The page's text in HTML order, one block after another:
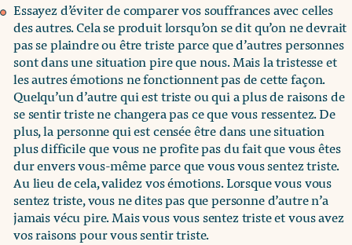
Essayez d’éviter de comparer vos souffrances avec celles
des autres. Cela se produit lorsqu’on se dit qu’on ne devrait
pas se plaindre ou être triste parce que d’autres personnes
sont dans une situation pire que nous. Mais la tristesse et
les autres émotions ne fonctionnent pas de cette façon.
Quelqu’un d’autre qui est triste ou qui a plus de raisons de
se sentir triste ne changera pas ce que vous ressentez. De
plus, la personne qui est censée être dans une situation
plus difficile que vous ne profite pas du fait que vous êtes
dur envers vous-même parce que vous vous sentez triste.
Au lieu de cela, validez vos émotions. Lorsque vous vous
sentez triste, vous ne dites pas que personne d’autre n’a
jamais vécu pire. Mais vous vous sentez triste et vous avez
vos raisons pour vous sentir triste.